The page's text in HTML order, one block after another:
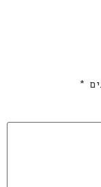
*